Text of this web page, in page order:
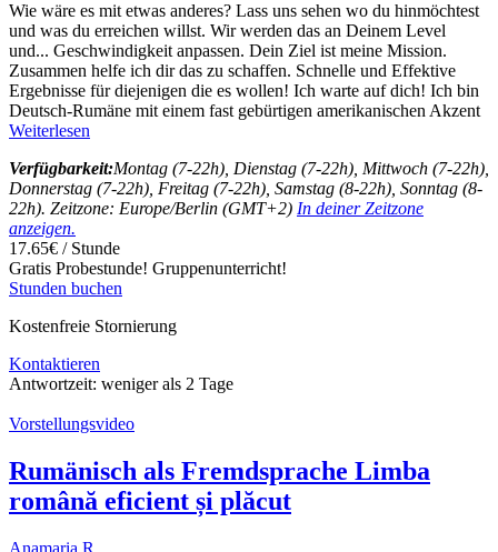
Wie wäre es mit etwas anderes? Lass uns sehen wo du hinmöchtest
und was du erreichen willst. Wir werden das an Deinem Level
und... Geschwindigkeit anpassen. Dein Ziel ist meine Mission.
Zusammen helfe ich dir das zu schaffen. Schnelle und Effektive
Ergebnisse für diejenigen die es wollen! Ich warte auf dich! Ich bin
Deutsch-Rumäne mit einem fast gebürtigen amerikanischen Akzent
Weiterlesen
Verfügbarkeit:Montag (7-22h), Dienstag (7-22h), Mittwoch (7-22h),
Donnerstag (7-22h), Freitag (7-22h), Samstag (8-22h), Sonntag (8-
22h). Zeitzone: Europe/Berlin (GMT+2) In deiner Zeitzone
anzeigen.
17.65€ / Stunde
Gratis Probestunde! Gruppenunterricht!
Stunden buchen
Kostenfreie Stornierung
Kontaktieren
Antwortzeit: weniger als 2 Tage
Vorstellungsvideo
Rumänisch als Fremdsprache Limba
română eficient și plăcut
Anamaria R.